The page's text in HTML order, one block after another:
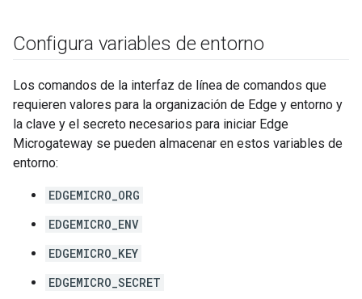
Configura variables de entorno
Los comandos de la interfaz de línea de comandos que
requieren valores para la organización de Edge y entorno y
la clave y el secreto necesarios para iniciar Edge
Microgateway se pueden almacenar en estos variables de
entorno:
EDGEMICRO_ORG
EDGEMICRO_ENV
EDGEMICRO_KEY
EDGEMICRO_SECRET